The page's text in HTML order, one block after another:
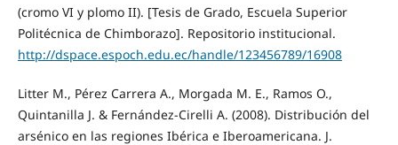
(cromo VI y plomo II). [Tesis de Grado, Escuela Superior
Politécnica de Chimborazo]. Repositorio institucional.
http://dspace.espoch.edu.ec/handle/123456789/16908
Litter M., Pérez Carrera A., Morgada M. E., Ramos O.,
Quintanilla J. & Fernández-Cirelli A. (2008). Distribución del
arsénico en las regiones Ibérica e Iberoamericana. J.